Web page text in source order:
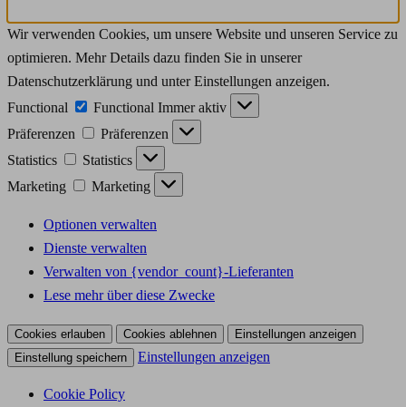
Wir verwenden Cookies, um unsere Website und unseren Service zu
optimieren. Mehr Details dazu finden Sie in unserer
Datenschutzerklärung und unter Einstellungen anzeigen.
Functional
Functional Immer aktiv
Präferenzen
Präferenzen
Statistics
Statistics
Marketing
Marketing
Optionen verwalten
Dienste verwalten
Verwalten von {vendor_count}-Lieferanten
Lese mehr über diese Zwecke
Cookies erlauben Cookies ablehnen
Einstellungen anzeigen
Einstellung speichern
Einstellungen anzeigen
Cookie Policy